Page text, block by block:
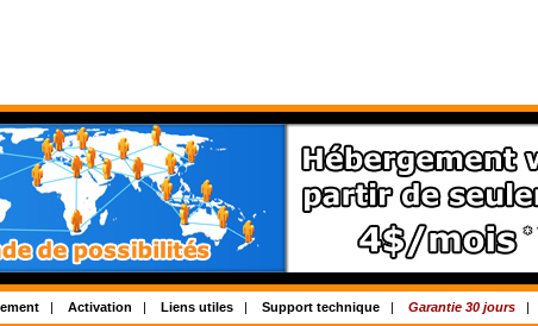
| Activation | Liens utiles| Support technique| Garantie 30 jours|